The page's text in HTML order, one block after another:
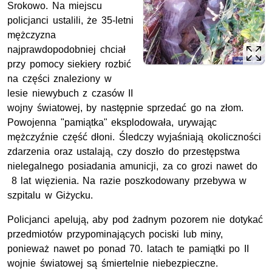
Srokowo. Na miejscu
policjanci ustalili, że 35-letni
mężczyzna
najprawdopodobniej chciał
przy pomocy siekiery rozbić
na części znaleziony w
lesie niewybuch z czasów II
wojny światowej, by następnie sprzedać go na złom.
Powojenna "pamiątka" eksplodowała, urywając
mężczyźnie część dłoni. Śledczy wyjaśniają okoliczności
zdarzenia oraz ustalają, czy doszło do przestępstwa
nielegalnego posiadania amunicji, za co grozi nawet do
8 lat więzienia. Na razie poszkodowany przebywa w
szpitalu w Giżycku.
Policjanci apelują, aby pod żadnym pozorem nie dotykać
przedmiotów przypominających pociski lub miny,
ponieważ nawet po ponad 70. latach te pamiątki po II
wojnie światowej są śmiertelnie niebezpieczne.